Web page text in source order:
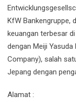
KfW Bankengruppe,
keuangan terbesar
dengan Meiji
Company), salah
Jepang dengan
Alamat :